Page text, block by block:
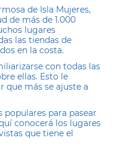
de Isla Mujeres,
de más de 1.000
lugares
las tiendas de
en la costa.
con todas las
ellas. Esto le
que más se ajuste a
para pasear
conocerá los lugares
que tiene el